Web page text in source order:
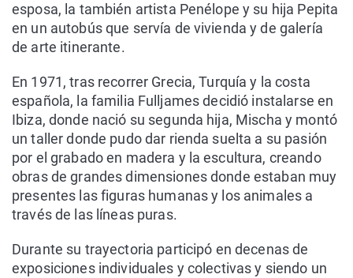
esposa, la también artista Penélope y su hija Pepita
en un autobús que servía de vivienda y de galería
de arte itinerante.
En 1971, tras recorrer Grecia, Turquía y la costa
española, la familia Fulljames decidió instalarse en
Ibiza, donde nació su segunda hija, Mischa y montó
un taller donde pudo dar rienda suelta a su pasión
por el grabado en madera y la escultura, creando
obras de grandes dimensiones donde estaban muy
presentes las figuras humanas y los animales a
través de las líneas puras.
Durante su trayectoria participó en decenas de
exposiciones individuales y colectivas y siendo un